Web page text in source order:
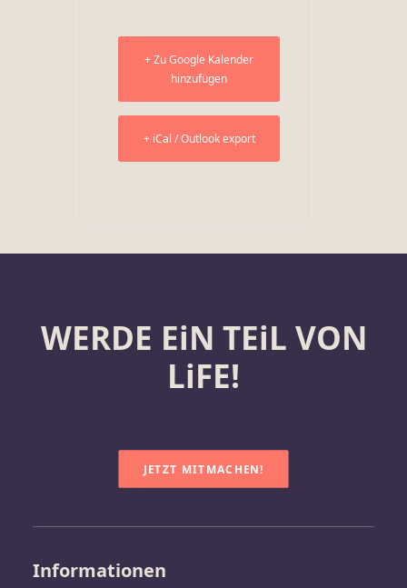
+ Zu Google Kalender
hinzufügen
+ iCal / Outlook export
WERDE EiN TEiL VON
LiFE!
JETZT MITMACHEN!
Informationen